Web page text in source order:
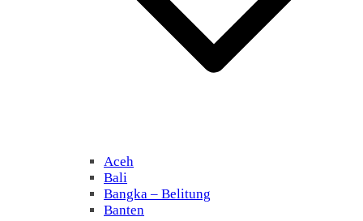
Aceh
Bali
Bangka – Belitung
Banten